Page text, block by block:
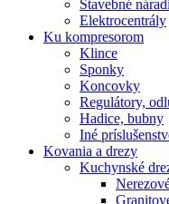
Stavebné
Elektrocentrály
Ku kompresorom
Klince
Sponky
Koncovky
Regulátory,
Hadice, bubny
Iné
Kovania a drezy
Kuchynské